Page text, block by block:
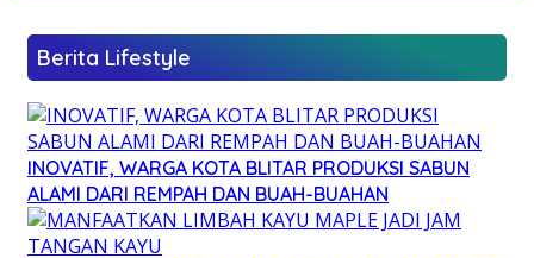
Berita Lifestyle
INOVATIF, WARGA KOTA BLITAR PRODUKSI SABUN
ALAMI DARI REMPAH DAN BUAH-BUAHAN